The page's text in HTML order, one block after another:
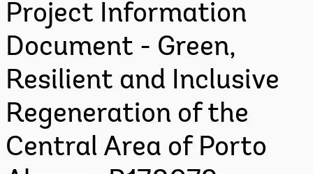
Project Information
Document - Green,
Resilient and Inclusive
Regeneration of the
Central Area of Porto